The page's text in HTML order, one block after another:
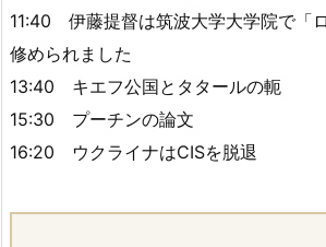
11:40 伊藤提督は筑波大学大学院で「
修められました
13:40 キエフ公国とタタールの軛
15:30 プーチンの論文
16:20 ウクライナはCISを脱退